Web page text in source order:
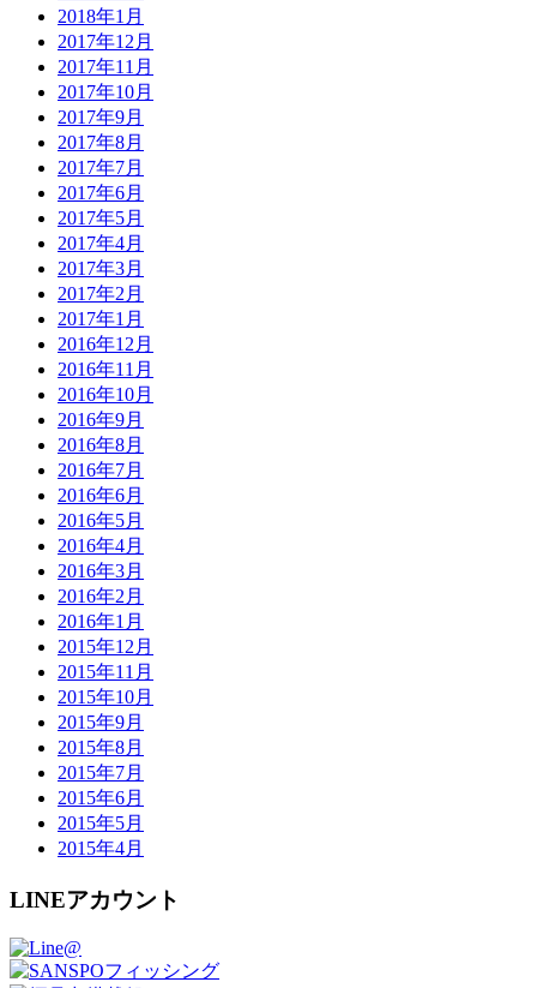
2018年1月
2017年12月
2017年11月
2017年10月
2017年9月
2017年8月
2017年7月
2017年6月
2017年5月
2017年4月
2017年3月
2017年2月
2017年1月
2016年12月
2016年11月
2016年10月
2016年9月
2016年8月
2016年7月
2016年6月
2016年5月
2016年4月
2016年3月
2016年2月
2016年1月
2015年12月
2015年11月
2015年10月
2015年9月
2015年8月
2015年7月
2015年6月
2015年5月
2015年4月
LINEアカウント